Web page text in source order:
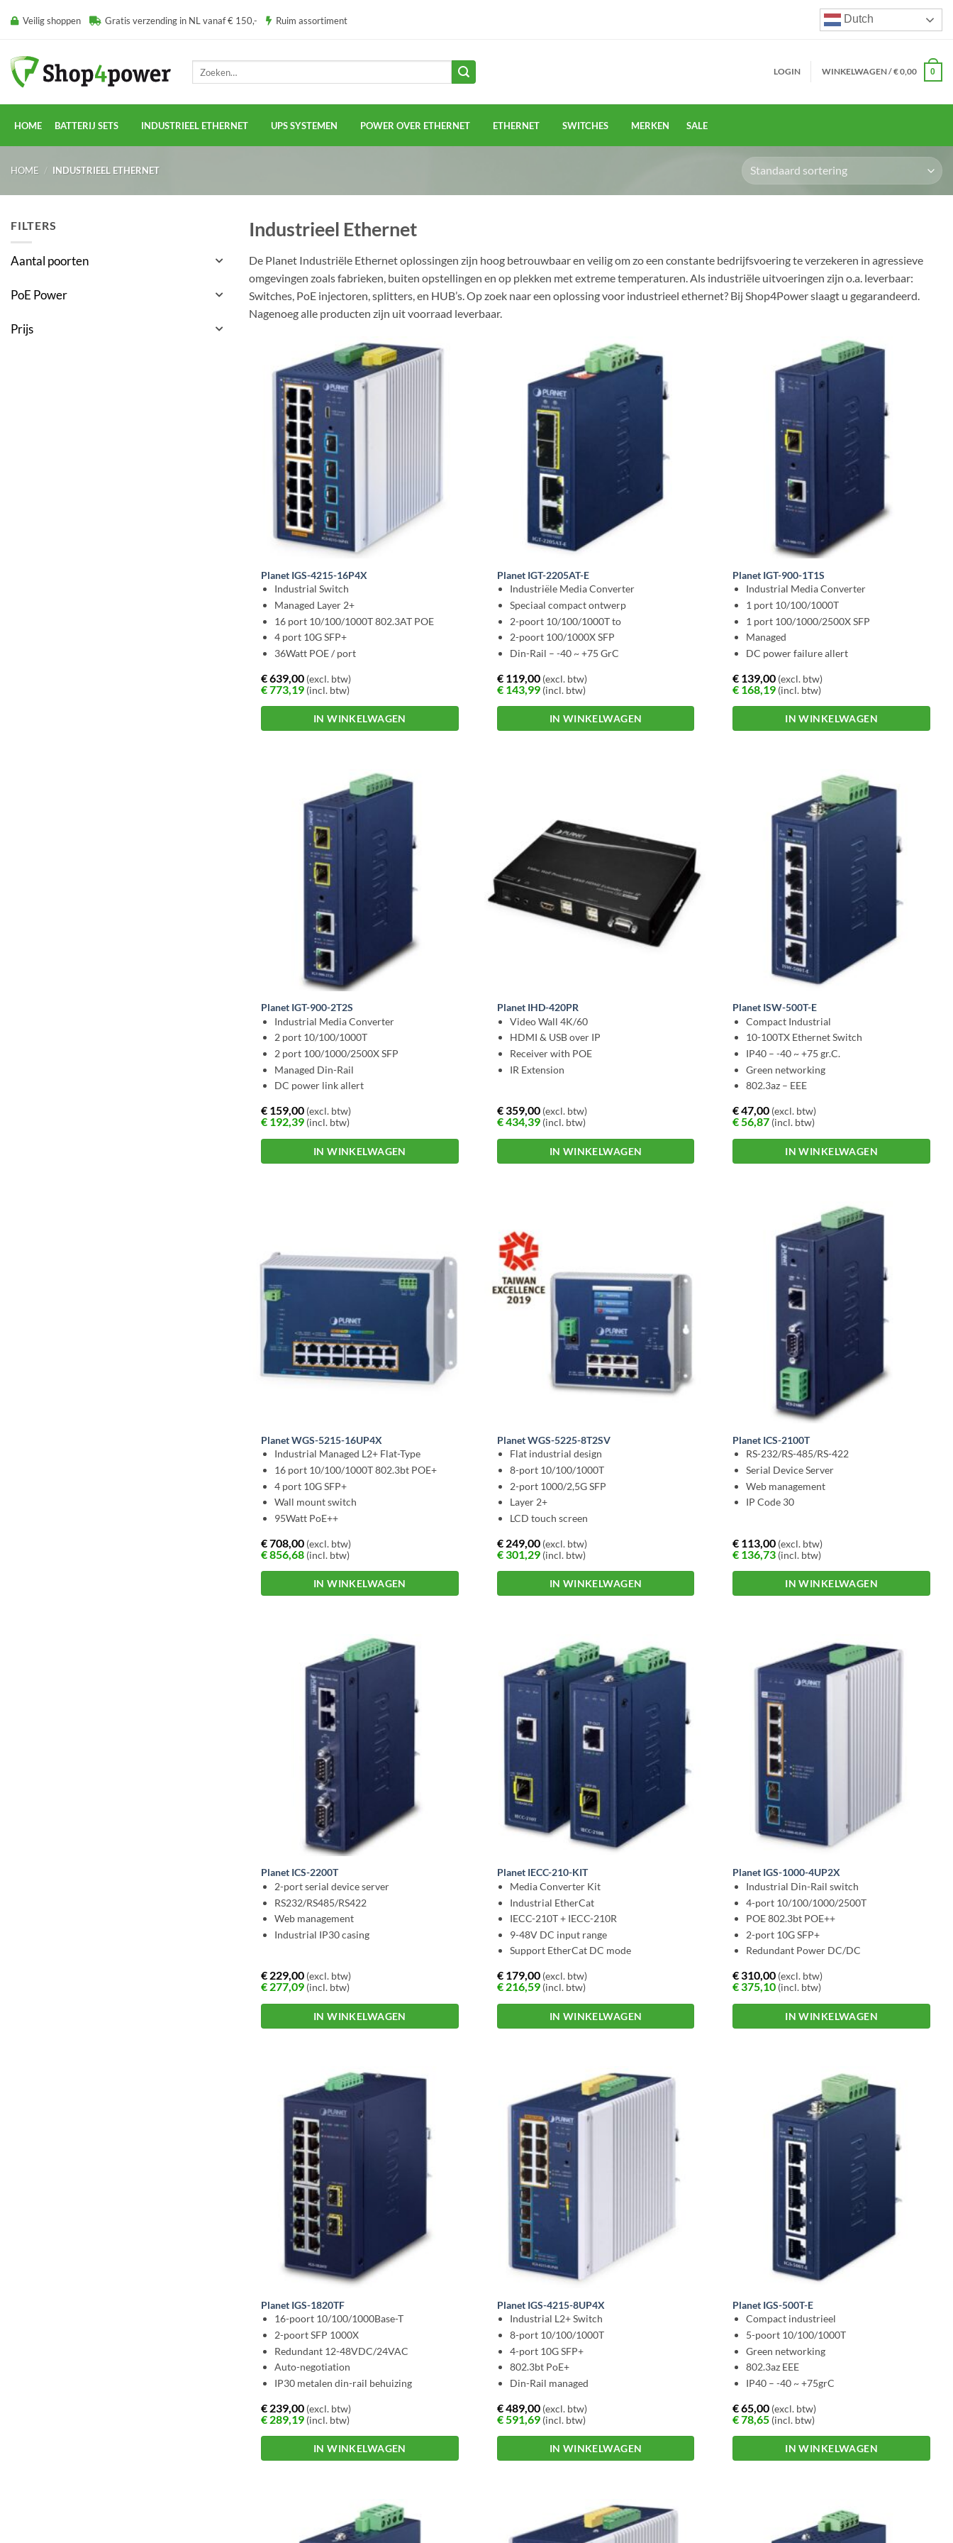
naar Veilig shoppen Gratis verzending in NL vanaf € 150,- Ruim assortiment Dutch
LOGIN WINKELWAGEN /€0,00 0
HOME BATTERIJ SETS INDUSTRIEEL ETHERNET UPS SYSTEMEN POWER OVER ETHERNET ETHERNET SWITCHES MERKEN SALE
HOME / INDUSTRIEEL ETHERNET
FILTERS
Aantal poorten
PoE Power
Prijs
Industrieel Ethernet
De Planet Industriële Ethernet oplossingen zijn hoog betrouwbaar en veilig om zo een constante bedrijfsvoering te verzekeren in agressieve
omgevingen zoals fabrieken, buiten opstellingen en op plekken met extreme temperaturen. Als industriële uitvoeringen zijn o.a. leverbaar:
Switches, PoE injectoren, splitters, en HUB’s. Op zoek naar een oplossing voor industrieel ethernet? Bij Shop4Power slaagt u gegarandeerd.
Nagenoeg alle producten zijn uit voorraad leverbaar.
Planet IGS-4215-16P4X
Industrial Switch
Managed Layer 2+
16 port 10/100/1000T 802.3AT POE
4 port 10G SFP+
36Watt POE / port
€639,00 (excl. btw)
€773,19 (incl. btw)
IN WINKELWAGEN
Planet IGT-2205AT-E
Industriële Media Converter
Speciaal compact ontwerp
2-poort 10/100/1000T to
2-poort 100/1000X SFP
Din-Rail – -40 ~ +75 GrC
€119,00(excl. btw)
€143,99(incl. btw)
IN WINKELWAGEN
Planet IGT-900-1T1S
Industrial Media Converter
1 port 10/100/1000T
1 port 100/1000/2500X SFP
Managed
DC power failure allert
€ 139,00 (excl. btw)
€ 168,19 (incl. btw)
IN WINKELWAGEN
Planet IGT-900-2T2S
Industrial Media Converter
2 port 10/100/1000T
2 port 100/1000/2500X SFP
Managed Din-Rail
DC power link allert
€ 159,00 (excl. btw)
€ 192,39 (incl. btw)
IN WINKELWAGEN
Planet IHD-420PR
Video Wall 4K/60
HDMI & USB over IP
Receiver with POE
IR Extension
€359,00(excl. btw)
€434,39(incl. btw)
IN WINKELWAGEN
Planet ISW-500T-E
Compact Industrial
10-100TX Ethernet Switch
IP40 – -40 ~ +75 gr.C.
Green networking
802.3az – EEE
€47,00 (excl. btw)
€56,87 (incl. btw)
IN WINKELWAGEN
Planet WGS-5215-16UP4X
Industrial Managed L2+ Flat-Type
16 port 10/100/1000T 802.3bt POE+
4 port 10G SFP+
Wall mount switch
95Watt PoE++
€708,00 (excl. btw)
€856,68 (incl. btw)
IN WINKELWAGEN
Planet WGS-5225-8T2SV
Flat industrial design
8-port 10/100/1000T
2-port 1000/2,5G SFP
Layer 2+
LCD touch screen
€249,00(excl. btw)
€301,29(incl. btw)
IN WINKELWAGEN
Planet ICS-2100T
RS-232/RS-485/RS-422
Serial Device Server
Web management
IP Code 30
€ 113,00 (excl. btw)
€ 136,73 (incl. btw)
IN WINKELWAGEN
Planet ICS-2200T
2-port serial device server
RS232/RS485/RS422
Web management
Industrial IP30 casing
€ 229,00 (excl. btw)
€ 277,09 (incl. btw)
IN WINKELWAGEN
Planet IECC-210-KIT
Media Converter Kit
Industrial EtherCat
IECC-210T + IECC-210R
9-48V DC input range
Support EtherCat DC mode
€179,00(excl. btw)
€216,59(incl. btw)
IN WINKELWAGEN
Planet IGS-1000-4UP2X
Industrial Din-Rail switch
4-port 10/100/1000/2500T
POE 802.3bt POE++
2-port 10G SFP+
Redundant Power DC/DC
€310,00 (excl. btw)
€375,10 (incl. btw)
IN WINKELWAGEN
Planet IGS-1820TF
16-poort 10/100/1000Base-T
2-poort SFP 1000X
Redundant 12-48VDC/24VAC
Auto-negotiation
IP30 metalen din-rail behuizing
€ 239,00 (excl. btw)
€ 289,19 (incl. btw)
IN WINKELWAGEN
Planet IGS-4215-8UP4X
Industrial L2+ Switch
8-port 10/100/1000T
4-port 10G SFP+
802.3bt PoE+
Din-Rail managed
€489,00(excl. btw)
€591,69(incl. btw)
IN WINKELWAGEN
Planet IGS-500T-E
Compact industrieel
5-poort 10/100/1000T
Green networking
802.3az EEE
IP40 – -40 ~ +75grC
€65,00 (excl. btw)
€78,65 (incl. btw)
IN WINKELWAGEN